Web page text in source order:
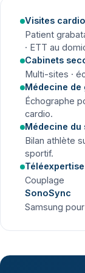
Visites
Patient
· ETT au
Cabinets
Multi-sites ·
Médecine
Échographe
cardio.
Médecine
Bilan athlète
sportif.
Couplage
SonoSync
Samsung